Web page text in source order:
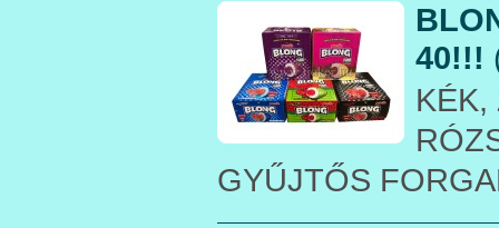
40!!!
KÉK,
GYŰJTŐS